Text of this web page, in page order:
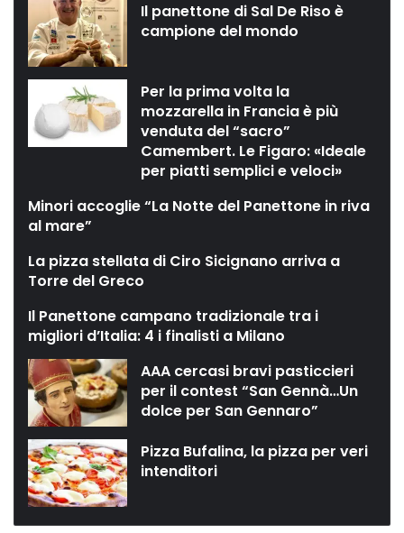
Il panettone di Sal De Riso è
campione del mondo
Per la prima volta la
mozzarella in Francia è più
venduta del “sacro”
Camembert. Le Figaro: «Ideale
per piatti semplici e veloci»
Minori accoglie “La Notte del Panettone in riva
al mare”
La pizza stellata di Ciro Sicignano arriva a
Torre del Greco
Il Panettone campano tradizionale tra i
migliori d’Italia: 4 i finalisti a Milano
AAA cercasi bravi pasticcieri
per il contest “San Gennà…Un
dolce per San Gennaro”
Pizza Bufalina, la pizza per veri
intenditori